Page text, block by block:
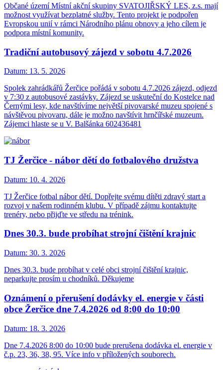
Občané území Místní akční skupiny SVATOJIŘSKÝ LES, z.s. mají
možnost využívat bezplatné služby. Tento projekt je podpořen
Evropskou unií v rámci Národního plánu obnovy a jeho cílem je
podpora místní komunity.
Tradiční autobusový zájezd v sobotu 4.7.2026
Datum: 13. 5. 2026
Spolek zahrádkářů Žerčice pořádá v sobotu 4.7.2026 zájezd, odjezd
v 7:30 z autobusové zastávky. Zájezd se uskuteční do Kostelce nad
Černými lesy, kde navštívíme největší pivovarské muzeu spojené s
návštěvou pivovaru, dále je možno navštívit hrnčířské muzeum.
Zájemci hlaste se u V. Balšánka 602436481
TJ Žerčice - nábor dětí do fotbalového družstva
Datum: 10. 4. 2026
TJ Žerčice fotbal nábor dětí. Dopřejte svému dítěti zdravý start a
rozvoj v našem rodinném klubu. V případě zájmu kontaktujte
trenéry, nebo přijďte ve středu na trénink.
Dnes 30.3. bude probíhat strojní čištění krajnic
Datum: 30. 3. 2026
Dnes 30.3. bude probíhat v celé obci strojní čištění krajnic,
neparkujte prosím u chodníků. Děkujeme
Oznámení o přerušení dodávky el. energie v části
obce Žerčice dne 7.4.2026 od 8:00 do 10:00
Datum: 18. 3. 2026
Dne 7.4.2026 8:00 do 10:00 bude prerušena dodávka el. energie v
č.p. 23, 36, 38, 95. Více info v příložených souborech.